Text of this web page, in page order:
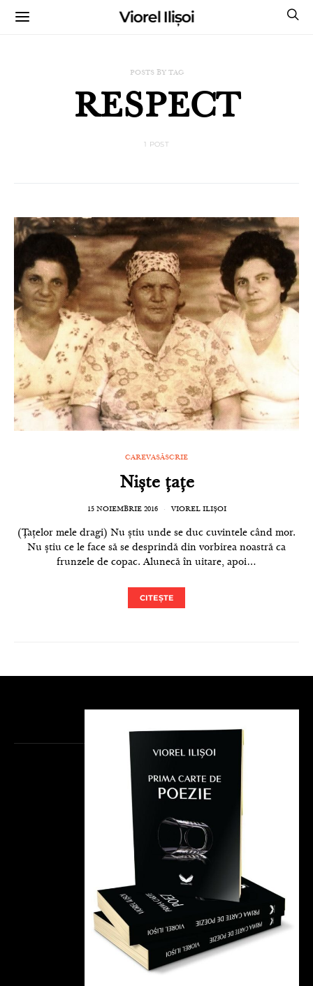
Viorel Ilișoi
POSTS BY TAG
RESPECT
1 POST
CAREVASĂSCRIE
Niște țațe
15 NOIEMBRIE 2016 VIOREL ILIȘOI
(Țațelor mele dragi) Nu știu unde se duc cuvintele când mor.
Nu știu ce le face să se desprindă din vorbirea noastră ca
frunzele de copac. Alunecă în uitare, apoi…
CITEȘTE
CUMPĂRĂ CĂRȚILE MELE CU AUTOGRAF